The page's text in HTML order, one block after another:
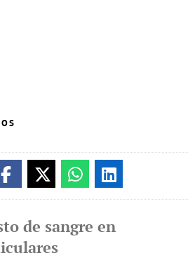
de sangre en